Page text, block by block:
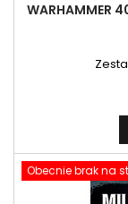
WARHAMMER
Obecnie brak na